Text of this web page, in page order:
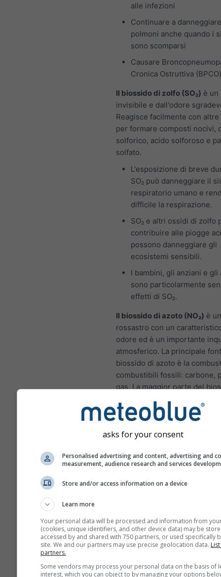
alle infezioni
Continuare a
polmoni anche quando i
sono scomparsi
Causare
Cronica Ostruttiva (BPCO)
Il biossido di zolfo (SO₂) è un
invisibile e dall'odore
Reagisce facilmente con
per formare composti nocivi,
solforico, acido solforoso e
solfato.
L'esposizione di breve
SO₂ può danneggiare il
respiratorio umano e
difficile la respirazione.
SO₂ e altri ossidi di zolfo
contribuire alle piogge
possono danneggiare gli
ecosistemi sensibili.
I bambini, gli anziani e gli
sono particolarmente
effetti di SO₂.
Il biossido di azoto (NO₂) è
rossastro con un
odore ed è un importante
atmosferico. La principale
biossido di azoto è la
combustibili fossili: carbone,
gas. La maggior parte del
scarico dei veicoli a motore.
di azoto è un importante
atmosferico perché
impatti significativi sulla
polmoni e può ridurre
dispnea, tosse,
influenza e bronchite
dell'inquinamento
asks for your consent
Personalised advertising and content, advertising and
measurement, audience research and services
Store and/or access information on a device
Learn more
Your personal data will be processed and information from
(cookies, unique identifiers, and other device data) may be
accessed by and shared with 750 partners, or used specifically
site. We and our partners may use precise geolocation data.
partners.
Some vendors may process your personal data on the basis of
interest, which you can object to by managing your options